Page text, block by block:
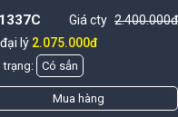
Giá cty 2.400.000đ
lý 2.075.000đ
trạng: Có sẳn
Mua hàng